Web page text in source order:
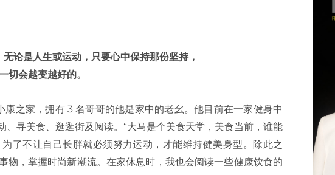
论是人生或运动，只要心中保持那份坚持，
切会越变越好的。
康之家，拥有 3 名哥哥的他是家中的老幺。他目前在一家健身中
寻美食、逛逛街及阅读。“大马是个美食天堂，美食当前，谁能
了不让自己长胖就必须努力运动，才能维持健美身型。除此之
物，掌握时尚新潮流。在家休息时，我也会阅读一些健康饮食的